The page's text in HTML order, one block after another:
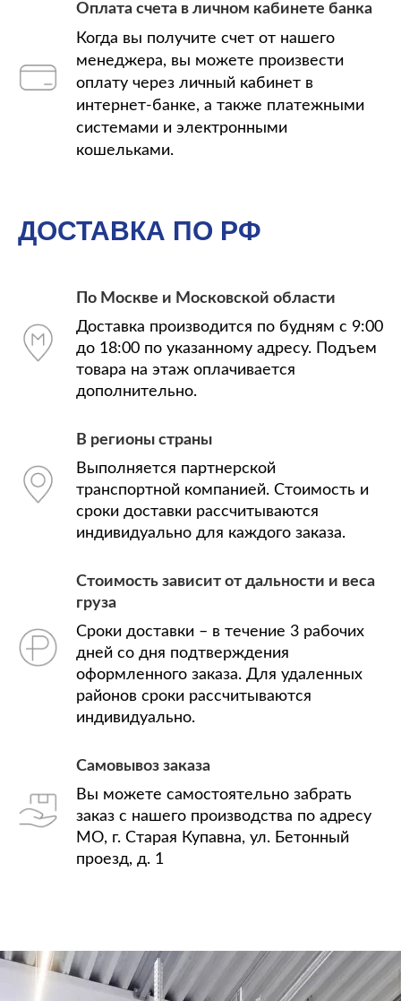
Оплата счета в личном кабинете банка
Когда вы получите счет от нашего
менеджера, вы можете произвести
оплату через личный кабинет в
интернет-банке, а также платежными
системами и электронными
кошельками.
ДОСТАВКА ПО РФ
По Москве и Московской области
Доставка производится по будням с 9:00
до 18:00 по указанному адресу. Подъем
товара на этаж оплачивается
дополнительно.
В регионы страны
Выполняется партнерской
транспортной компанией. Стоимость и
сроки доставки рассчитываются
индивидуально для каждого заказа.
Стоимость зависит от дальности и веса
груза
Сроки доставки – в течение 3 рабочих
дней со дня подтверждения
оформленного заказа. Для удаленных
районов сроки рассчитываются
индивидуально.
Самовывоз заказа
Вы можете самостоятельно забрать
заказ с нашего производства по адресу
МО, г. Старая Купавна, ул. Бетонный
проезд, д. 1